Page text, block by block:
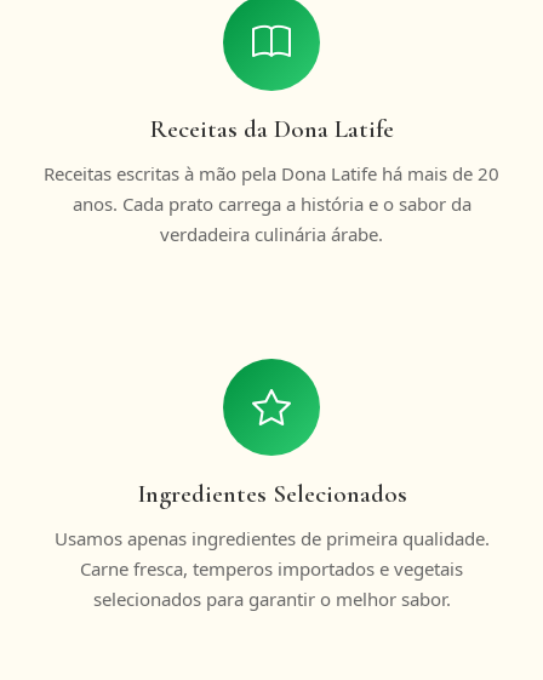
Receitas da Dona Latife
Receitas escritas à mão pela Dona Latife há mais de 20
anos. Cada prato carrega a história e o sabor da
verdadeira culinária árabe.
Ingredientes Selecionados
Usamos apenas ingredientes de primeira qualidade.
Carne fresca, temperos importados e vegetais
selecionados para garantir o melhor sabor.